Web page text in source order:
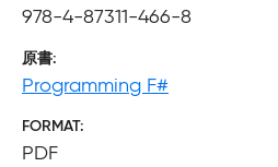
978-4-87311-466-8
原書
Programming F#
FORMAT
PDF